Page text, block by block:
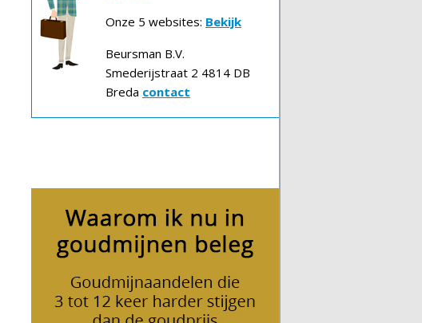
Onze 5 websites: Bekijk
Beursman B.V.
Smederijstraat 2 4814 DB
Breda contact